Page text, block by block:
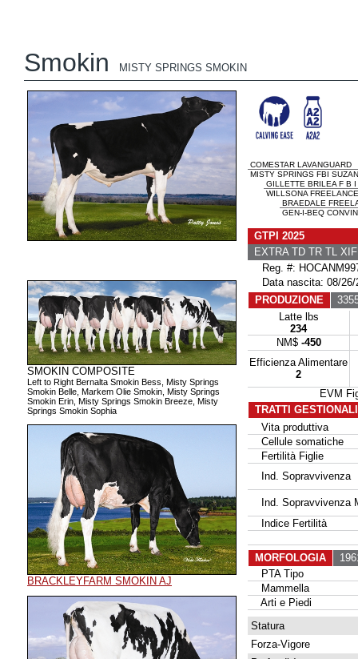
Smokin MISTY SPRINGS SMOKIN
SMOKIN COMPOSITE
Left to Right Bernalta Smokin Bess, Misty Springs
Smokin Belle, Markem Olie Smokin, Misty Springs
Smokin Erin, Misty Springs Smokin Breeze, Misty
Springs Smokin Sophia
BRACKLEYFARM SMOKIN AJ
COMESTAR LAVANGUARD
MISTY SPRINGS FBI
GILLETTE BRILEA F B I
WILLSONA
BRAEDALE
GEN-I-BEQ
GTPI 2025
EXTRA TD TR TL
Reg. #:
Data nascita: 08/26/
PRODUZIONE
Latte lbs
234
NM$ -450
Efficienza Alimentare
2
EVM
TRATTI
Vita produttiva
Cellule somatiche
Fertilità Figlie
Ind. Sopravvivenza
Ind. Sopravvivenza
Indice Fertilità
MORFOLOGIA
PTA Tipo
Mammella
Arti e Piedi
Statura
Forza-Vigore